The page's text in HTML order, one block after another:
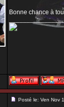
Bonne chance à
Posté le: Ven Nov